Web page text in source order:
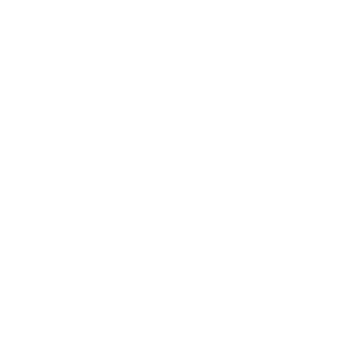
Rodelbahn - 0,2 km Hasenhorn-
Suspension Bridge - 2,7 km
flygplatser är:Mulhouse